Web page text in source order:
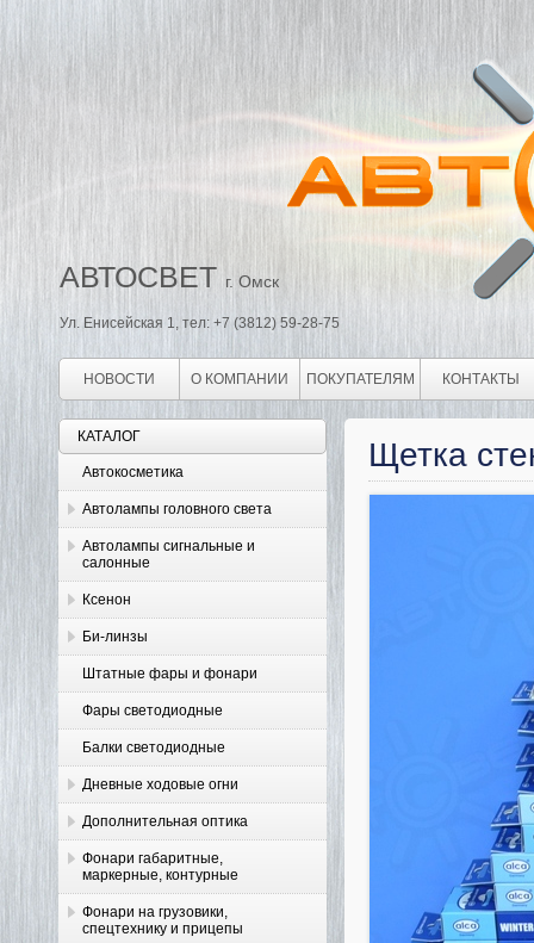
АВТОСВЕТ г. Омск
Ул. Енисейская 1, тел: +7 (3812) 59-28-75
НОВОСТИ О КОМПАНИИ ПОКУПАТЕЛЯМ КОНТАКТЫ
КАТАЛОГ
Автокосметика
Автолампы головного света
Автолампы сигнальные и
салонные
Ксенон
Би-линзы
Штатные фары и фонари
Фары светодиодные
Балки светодиодные
Дневные ходовые огни
Дополнительная оптика
Фонари габаритные,
маркерные, контурные
Фонари на грузовики,
спецтехнику и прицепы
Щетка